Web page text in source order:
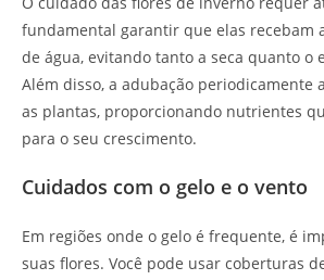
fundamental garantir que elas recebam
de água, evitando tanto a seca quanto o
Além disso, a adubação periodicamente
as plantas, proporcionando nutrientes
para o seu crescimento.
Cuidados com o gelo e o vento
Em regiões onde o gelo é frequente, é
suas flores. Você pode usar coberturas